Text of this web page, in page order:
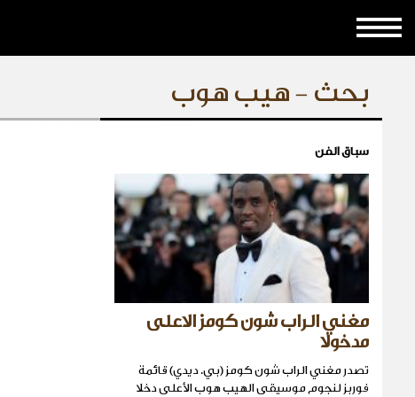
بحث - هيب هوب
سباق الفن
مغني الراب شون كومز الاعلى
مدخولا
تصدر مغني الراب شون كومز (بي. ديدي) قائمة
فوربز لنجوم موسيقى الهيب هوب الأعلى دخلا